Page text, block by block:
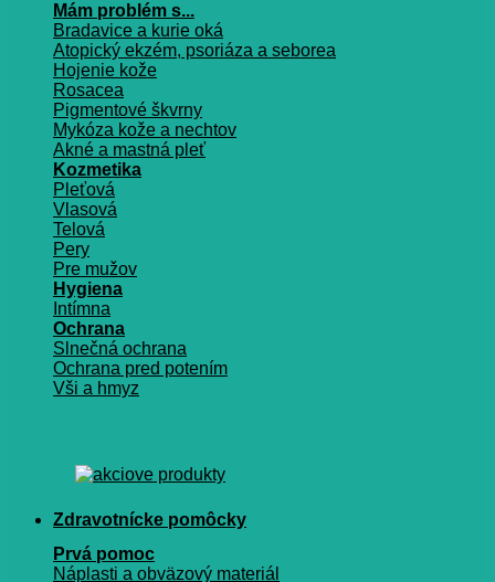
Mám problém s...
Bradavice a kurie oká
Atopický ekzém, psoriáza a seborea
Hojenie kože
Rosacea
Pigmentové škvrny
Mykóza kože a nechtov
Akné a mastná pleť
Kozmetika
Pleťová
Vlasová
Telová
Pery
Pre mužov
Hygiena
Intímna
Ochrana
Slnečná ochrana
Ochrana pred potením
Vši a hmyz
Zdravotnícke pomôcky
Prvá pomoc
Náplasti a obväzový materiál